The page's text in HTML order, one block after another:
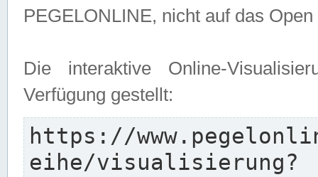
PEGELONLINE, nicht auf das
Die interaktive Online-
Verfügung gestellt:
https://
eihe/visualisierung?